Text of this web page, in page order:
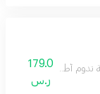
تدوم أطول لشعر صحي
179.0
ر.س